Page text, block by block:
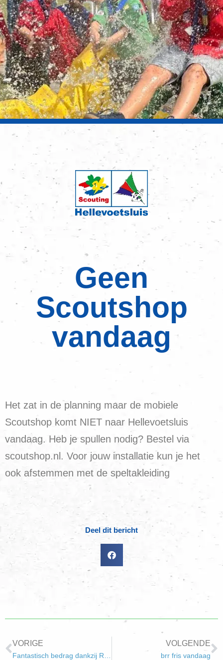
Geen
Scoutshop
vandaag
Het zat in de planning maar de mobiele
Scoutshop komt NIET naar Hellevoetsluis
vandaag. Heb je spullen nodig? Bestel via
scoutshop.nl. Voor jouw installatie kun je het
ook afstemmen met de speltakleiding
Deel dit bericht
VORIGE VOLGENDE
brr fris vandaag